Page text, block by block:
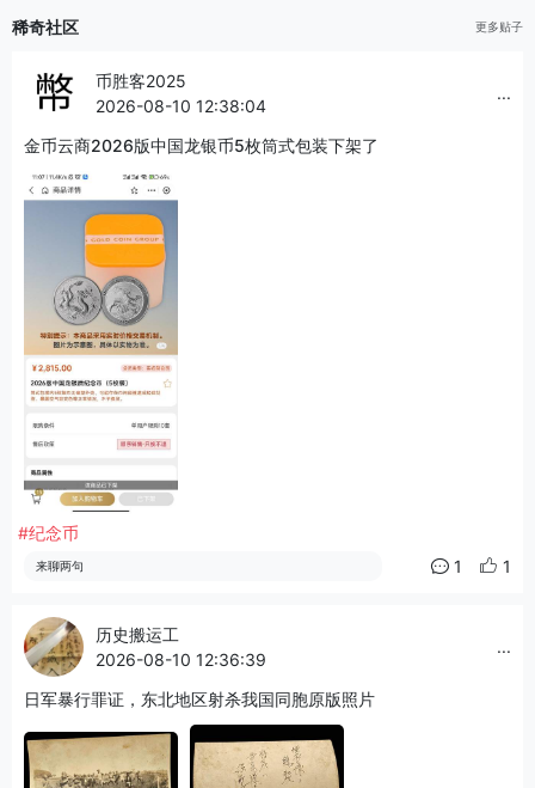
稀奇社区 更多贴子
币胜客2025
2026-08-10 12:38:04
...
金币云商2026版中国龙银币5枚筒式包装下架了
#纪念币
来聊两句 1 1
历史搬运工
2026-08-10 12:36:39
...
日军暴行罪证，东北地区射杀我国同胞原版照片